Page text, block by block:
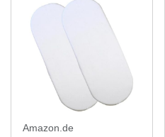
Amazon.de